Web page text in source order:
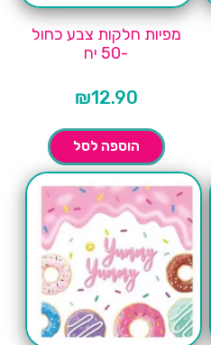
מפיות חלקות צבע כחול
-50 יח
₪12.90
הוספה לסל